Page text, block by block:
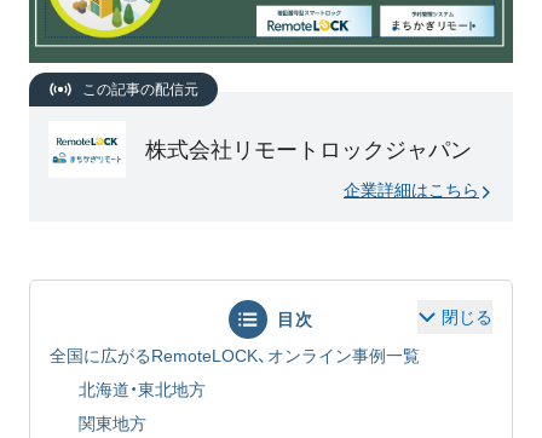
この記事の配信元
株式会社リモートロックジャパン
企業詳細はこちら
目次
閉じる
全国に広がるRemoteLOCK、オンライン事例一覧
北海道・東北地方
関東地方